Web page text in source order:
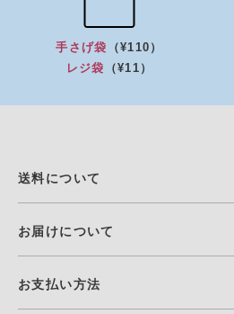
手さげ袋
（¥110）
レジ袋
（¥11）
送料について
お届けについて
お支払い方法